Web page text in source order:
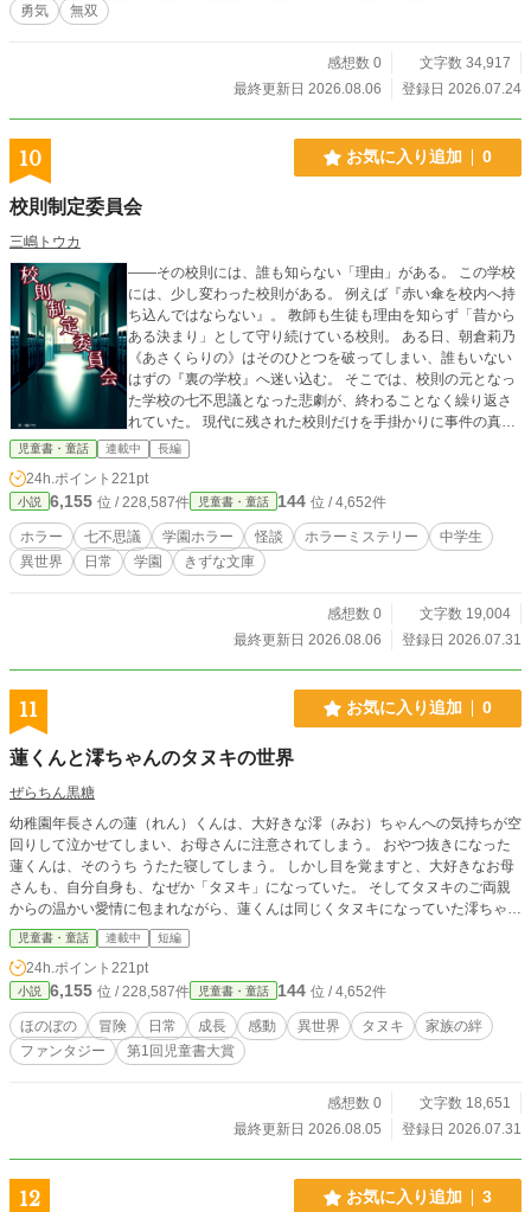
勇気
無双
感想数 0
文字数 34,917
最終更新日 2026.08.06
登録日 2026.07.24
10 お気に入り追加 0
校則制定委員会
三嶋トウカ
――その校則には、誰も知らない「理由」がある。 この学校
には、少し変わった校則がある。 例えば『赤い傘を校内へ持
ち込んではならない』。 教師も生徒も理由を知らず「昔から
ある決まり」として守り続けている校則。 ある日、朝倉莉乃
《あさくらりの》はそのひとつを破ってしまい、誰もいない
はずの『裏の学校』へ迷い込む。 そこでは、校則の元となっ
た学校の七不思議となった悲劇が、終わることなく繰り返さ
れていた。 現代に残された校則だけを手掛かりに事件の真相
を解き明かし、悲劇を終わらせることができれば元の世界へ
帰ることができる。 そして事件が解決した瞬間、その事件の
ためだけに存在していた校則は、現代の学校から静かに消え
ていく。 校則の裏に隠された真実を巡る、学園ホラーミステ
リー。
児童書・童話 連載中 長編
24h.ポイント 221pt
小説 6,155 位 / 228,587件 児童書・童話 144 位 / 4,652件
ホラー 七不思議 学園ホラー 怪談 ホラーミステリー
中学生
異世界
日常 学園 きずな文庫
感想数 0
文字数 19,004
最終更新日 2026.08.06
登録日 2026.07.31
11 お気に入り追加 0
蓮くんと澪ちゃんのタヌキの世界
ぜらちん黒糖
幼稚園年長さんの蓮（れん）くんは、大好きな澪（みお）ちゃんへの気持ちが空
回りして泣かせてしまい、お母さんに注意されてしまう。 おやつ抜きになった
蓮くんは、そのうち うたた寝してしまう。 しかし目を覚ますと、大好きなお母
さんも、自分自身も、なぜか「タヌキ」になっていた。 そしてタヌキのご両親
からの温かい愛情に包まれながら、蓮くんは同じくタヌキになっていた澪ちゃ
ん、そして担任のなおみ先生と再会する。 別の世界のはずなのに、確かにそこ
にある本物の家族の愛。 だが、澪ちゃんは人間の世界に戻りたいという。 ​タヌ
キの世界がまんざらでもない蓮くんと、人間の世界に戻りたい澪ちゃん。 ​幼い
二人が選んだ、切なくも温かい決断とは。
児童書・童話 連載中 短編
24h.ポイント 221pt
小説 6,155 位 / 228,587件 児童書・童話 144 位 / 4,652件
ほのぼの 冒険 日常 成長 感動 異世界 タヌキ
家族の絆
ファンタジー
第1回児童書大賞
感想数 0
文字数 18,651
最終更新日 2026.08.05
登録日 2026.07.31
12 お気に入り追加 3